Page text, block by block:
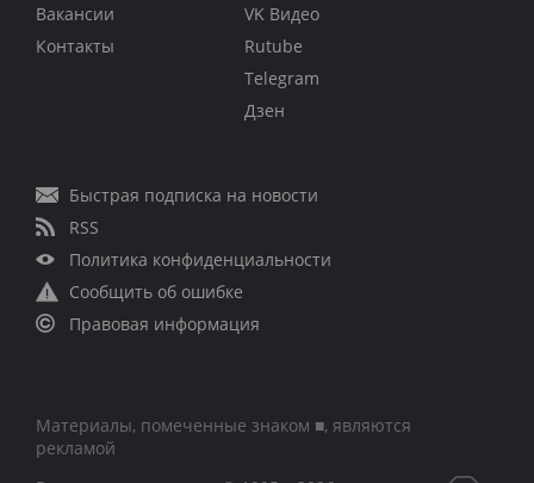
Вакансии
Контакты
VK Видео
Rutube
Telegram
Дзен
Быстрая подписка на новости
RSS
Политика конфиденциальности
Сообщить об ошибке
Правовая информация
Материалы, помеченные знаком ■, являются
рекламой